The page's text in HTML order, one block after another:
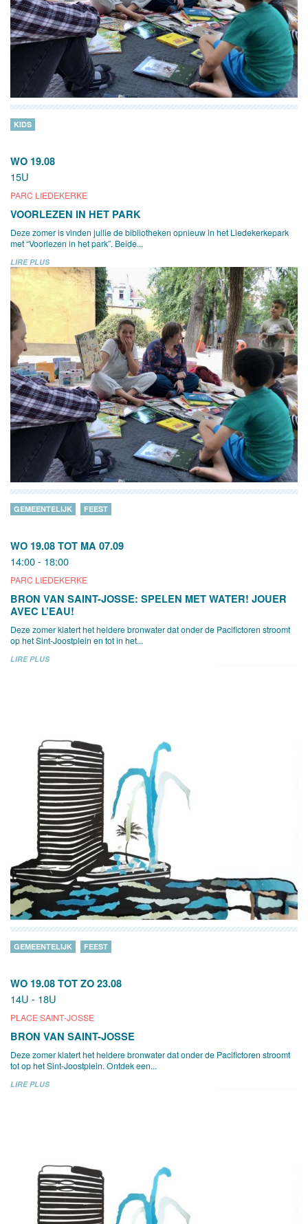
WO 19.08
15U
PARC LIEDEKERKE
KIDS
VOORLEZEN IN HET PARK
Deze zomer is vinden jullie de bibliotheken opnieuw in het Liedekerkepark
met “Voorlezen in het park”. Beide...
LIRE PLUS
WO 19.08 TOT MA 07.09
14:00 - 18:00
PARC LIEDEKERKE
GEMEENTELIJK FEEST
BRON VAN SAINT-JOSSE: SPELEN MET WATER! JOUER
AVEC L’EAU!
Deze zomer klatert het heldere bronwater dat onder de Pacifictoren stroomt
op het Sint-Joostplein en tot in het...
LIRE PLUS
WO 19.08 TOT ZO 23.08
14U - 18U
PLACE SAINT-JOSSE
GEMEENTELIJK FEEST
BRON VAN SAINT-JOSSE
Deze zomer klatert het heldere bronwater dat onder de Pacifictoren stroomt
tot op het Sint-Joostplein. Ontdek een...
LIRE PLUS